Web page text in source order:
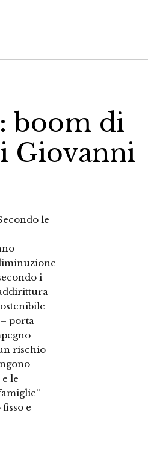
boom di
Giovanni
le
i
porta
rischio
le
e